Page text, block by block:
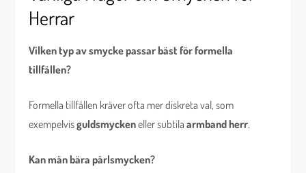
Herrar
Vilken typ av smycke passar bäst för formella
tillfällen?
Formella tillfällen kräver ofta mer diskreta val, som
exempelvisguldsmyckeneller subtilaarmband herr.
Kan män bära pärlsmycken?